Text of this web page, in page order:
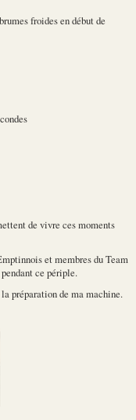
froides en début de
de vivre ces moments
et membres du Team
ce périple.
préparation de ma machine.